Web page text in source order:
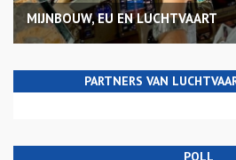
MIJNBOUW, EU EN LUCHTVAART
PARTNERS VAN
POLL